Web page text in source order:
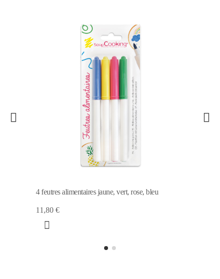
4 feutres alimentaires jaune, vert, rose, bleu
11,80 €